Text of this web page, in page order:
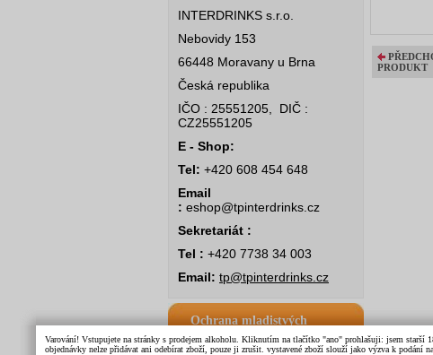
INTERDRINKS s.r.o.
Nebovidy 153
66448 Moravany u Brna
Česká republika
IČO : 25551205, DIČ :
CZ25551205
E - Shop:
Tel: +420 608 454 648
Email
: eshop@tpinterdrinks.cz
Sekretariát :
Tel : +420 7738 34 003
Email: tp@tpinterdrinks.cz
Ochrana mladistvých
PRODUKT
Varování! Vstupujete na stránky s prodejem alkoholu. Kliknutím na tlačítko "ano" prohlašuji: jsem starší
objednávky nelze přidávat ani odebírat zboží, pouze ji zrušit. vystavené zboží slouží jako výzva k podání